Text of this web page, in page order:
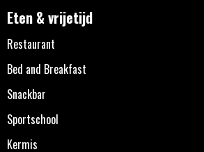
Eten & vrijetijd
Restaurant
Bed and Breakfast
Snackbar
Sportschool
Kermis